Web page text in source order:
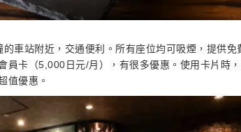
車站附近，交通便利。所有座位均可吸煙，提供免
員卡（5,000日元/月），有很多優惠。使用卡片時
值優惠。